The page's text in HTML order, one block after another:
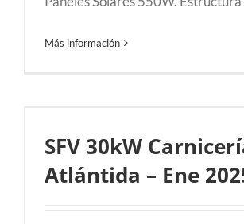
Más información
2025
SFV 30kW
Atlántida – Ene